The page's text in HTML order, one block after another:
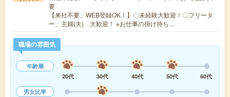
要
【来社不要、WEB登録OK！】〇未経験大歓迎！〇フリータ
ー、主婦(夫) 大歓迎！ ※お仕事の掛け持ち…
職場の雰囲気
年齢層
20代
30代 40代 50代
60代
男女比率